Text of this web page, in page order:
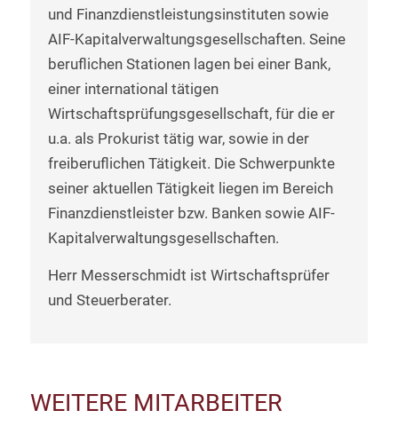
und Finanzdienstleistungsinstituten sowie
AIF-Kapitalverwaltungsgesellschaften. Seine
beruflichen Stationen lagen bei einer Bank,
einer international tätigen
Wirtschaftsprüfungsgesellschaft, für die er
u.a. als Prokurist tätig war, sowie in der
freiberuflichen Tätigkeit. Die Schwerpunkte
seiner aktuellen Tätigkeit liegen im Bereich
Finanzdienstleister bzw. Banken sowie AIF-
Kapitalverwaltungsgesellschaften.
Herr Messerschmidt ist Wirtschaftsprüfer
und Steuerberater.
WEITERE MITARBEITER